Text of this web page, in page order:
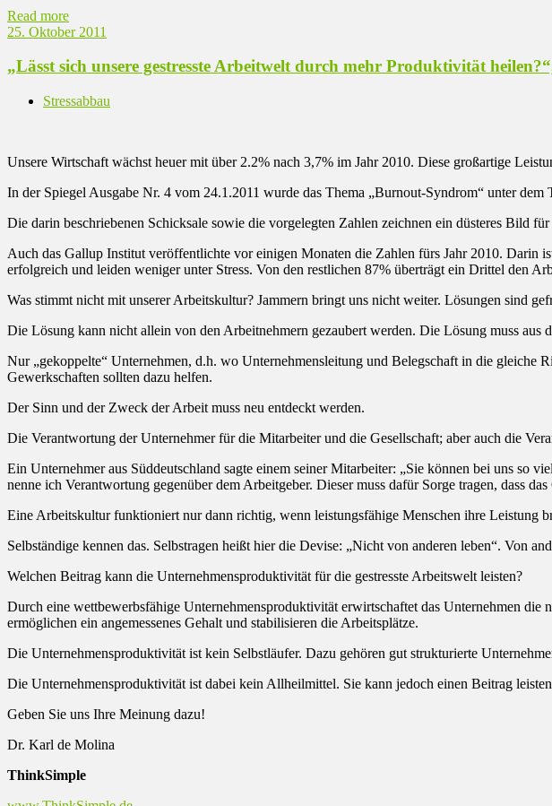
Read more
25. Oktober 2011
„Lässt sich unsere gestresste Arbeitwelt durch mehr Produktivität
Stressabbau
Unsere Wirtschaft wächst heuer mit über 2.2% nach 3,7% im Jahr 2010. Diese großartige
In der Spiegel Ausgabe Nr. 4 vom 24.1.2011 wurde das Thema „Burnout-Syndrom“ unter dem
Die darin beschriebenen Schicksale sowie die vorgelegten Zahlen zeichnen ein düsteres Bild
Auch das Gallup Institut veröffentlichte vor einigen Monaten die Zahlen fürs Jahr 2010. Darin
erfolgreich und leiden weniger unter Stress. Von den restlichen 87% überträgt ein Drittel den
Was stimmt nicht mit unserer Arbeitskultur? Jammern bringt uns nicht weiter. Lösungen sind
Die Lösung kann nicht allein von den Arbeitnehmern gezaubert werden. Die Lösung muss
Nur „gekoppelte“ Unternehmen, d.h. wo Unternehmensleitung und Belegschaft in die gleiche
Gewerkschaften sollten dazu helfen.
Der Sinn und der Zweck der Arbeit muss neu entdeckt werden.
Die Verantwortung der Unternehmer für die Mitarbeiter und die Gesellschaft; aber auch die
Ein Unternehmer aus Süddeutschland sagte einem seiner Mitarbeiter: „Sie können bei uns so
nenne ich Verantwortung gegenüber dem Arbeitgeber. Dieser muss dafür Sorge tragen, dass
Eine Arbeitskultur funktioniert nur dann richtig, wenn leistungsfähige Menschen ihre Leistung
Selbständige kennen das. Selbstragen heißt hier die Devise: „Nicht von anderen leben“. Von
Welchen Beitrag kann die Unternehmensproduktivität für die gestresste Arbeitswelt leisten?
Durch eine wettbewerbsfähige Unternehmensproduktivität erwirtschaftet das Unternehmen
ermöglichen ein angemessenes Gehalt und stabilisieren die Arbeitsplätze.
Die Unternehmensproduktivität ist kein Selbstläufer. Dazu gehören gut strukturierte
Die Unternehmensproduktivität ist dabei kein Allheilmittel. Sie kann jedoch einen Beitrag
Geben Sie uns Ihre Meinung dazu!
Dr. Karl de Molina
ThinkSimple